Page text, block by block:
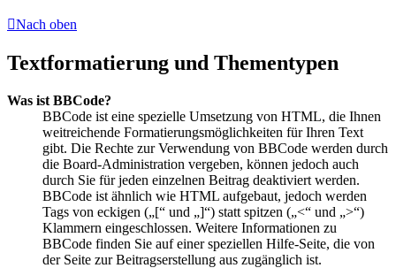
Nach oben
Textformatierung und Thementypen
Was ist BBCode?
BBCode ist eine spezielle Umsetzung von HTML, die Ihnen
weitreichende Formatierungsmöglichkeiten für Ihren Text
gibt. Die Rechte zur Verwendung von BBCode werden durch
die Board-Administration vergeben, können jedoch auch
durch Sie für jeden einzelnen Beitrag deaktiviert werden.
BBCode ist ähnlich wie HTML aufgebaut, jedoch werden
Tags von eckigen („[“ und „]“) statt spitzen („<“ und „>“)
Klammern eingeschlossen. Weitere Informationen zu
BBCode finden Sie auf einer speziellen Hilfe-Seite, die von
der Seite zur Beitragserstellung aus zugänglich ist.